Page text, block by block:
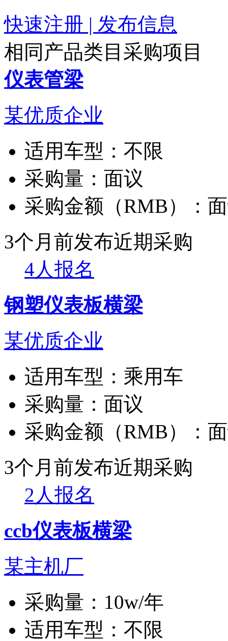
快速注册 | 发布信息
相同产品类目采购项目
仪表管梁
某优质企业
适用车型： 不限
采购量： 面议
采购金额（RMB）：
3个月前发布近期采购
4人报名
钢塑仪表板横梁
某优质企业
适用车型： 乘用车
采购量： 面议
采购金额（RMB）：
3个月前发布近期采购
2人报名
ccb仪表板横梁
某主机厂
采购量： 10w/年
适用车型： 不限